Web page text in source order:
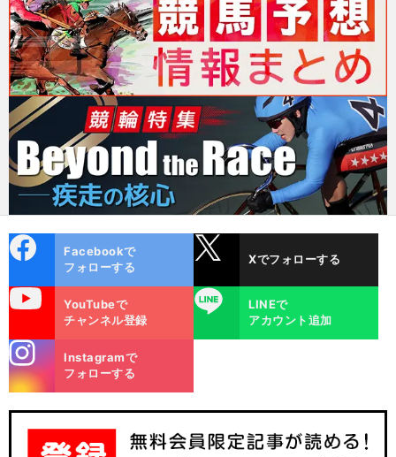
ok
Facebookで
フォローする
Xでフォローする
YouTubeで
チャンネル登録
LINE
LINEで
アカウント追加
m
Instagramで
フォローする